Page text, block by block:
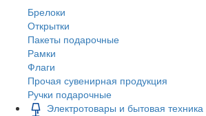
Брелоки
Открытки
Пакеты подарочные
Рамки
Флаги
Прочая сувенирная продукция
Ручки подарочные
Электротовары и бытовая техника